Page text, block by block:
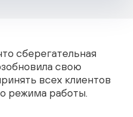
cберегательная
свою
всех клиентов
режима работы.